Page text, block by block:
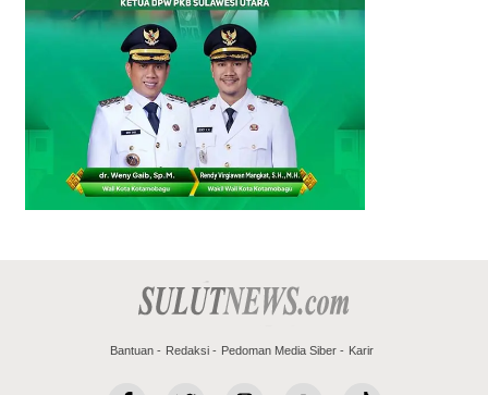
Bantuan Redaksi Pedoman Media Siber Karir